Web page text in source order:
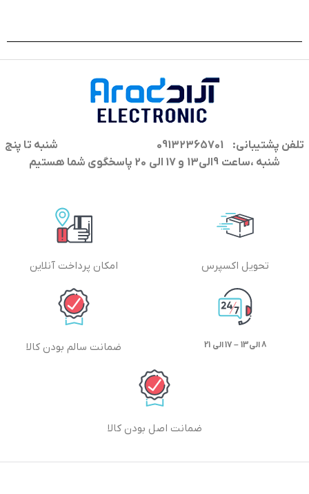
تلفن پشتیبانی: 09132365701
شنبه تا پنج
شنبه ،ساعت 9الی13 و 17 الی 20 پاسخگوی شما هستیم
تحویل اکسپرس امکان پرداخت آنلاین
8 الی13 – 17 الی 21 ضمانت سالم بودن کالا
ضمانت اصل بودن کالا